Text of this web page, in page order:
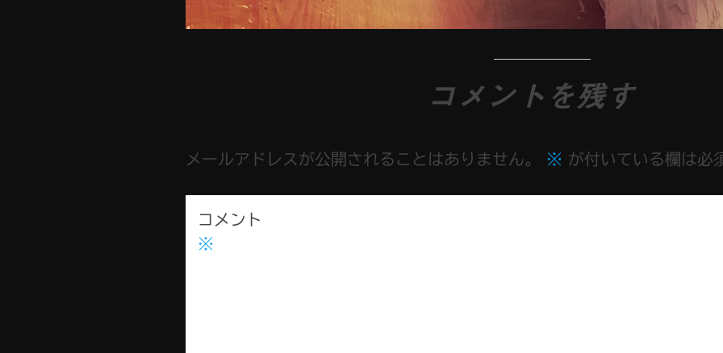
コメントを残す
メールアドレスが公開されることはありません。 ※ が付いている欄は必
コメント
※